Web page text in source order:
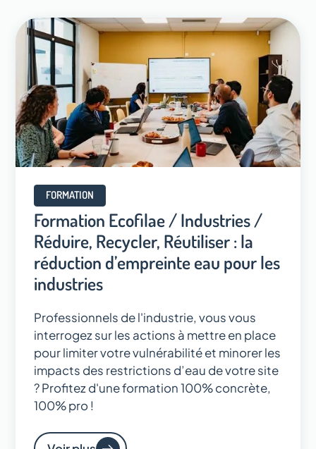
FORMATION
Formation Ecofilae / Industries /
Réduire, Recycler, Réutiliser : la
réduction d’empreinte eau pour les
industries
Professionnels de l'industrie, vous vous
interrogez sur les actions à mettre en place
pour limiter votre vulnérabilité et minorer les
impacts des restrictions d’eau de votre site
? Profitez d'une formation 100% concrète,
100% pro !